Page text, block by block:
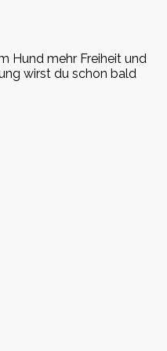
Hund mehr Freiheit und
wirst du schon bald